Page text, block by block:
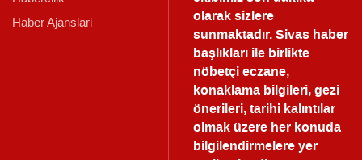
Haber Ajanslari
olarak sizlere
sunmaktadır.Sivas haber
başlıkları ile birlikte
nöbetçi eczane,
konaklama bilgileri, gezi
önerileri, tarihi kalıntılar
olmak üzere her konuda
bilgilendirmelere yer